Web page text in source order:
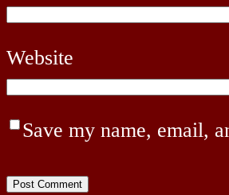
Website
Save my name, email,